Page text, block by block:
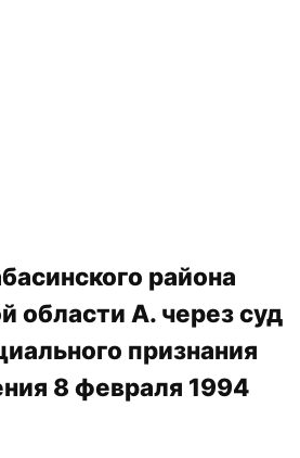
района
области А. через суд
признания
8 февраля 1994